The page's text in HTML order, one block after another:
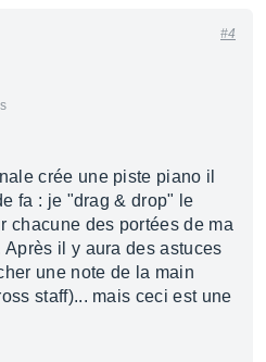
#4
crée une piste piano il
fa : je "drag & drop" le
chacune des portées de ma
il y aura des astuces
une note de la main
staff)... mais ceci est une